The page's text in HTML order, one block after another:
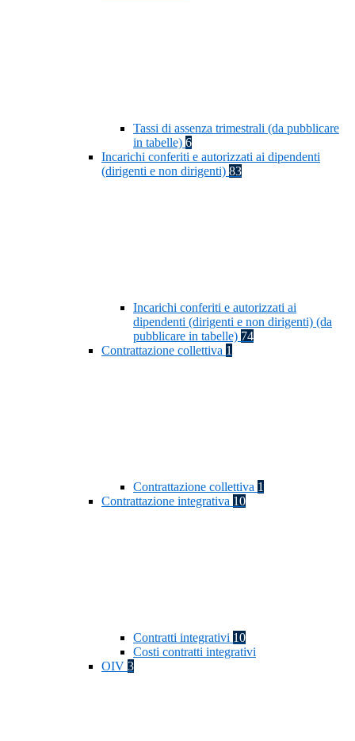
Tassi di assenza trimestrali (da pubblicare
in tabelle) 6
Incarichi conferiti e autorizzati ai dipendenti
(dirigenti e non dirigenti) 83
Incarichi conferiti e autorizzati ai
dipendenti (dirigenti e non dirigenti) (da
pubblicare in tabelle) 74
Contrattazione collettiva 1
Contrattazione collettiva 1
Contrattazione integrativa 10
Contratti integrativi 10
Costi contratti integrativi
OIV 3